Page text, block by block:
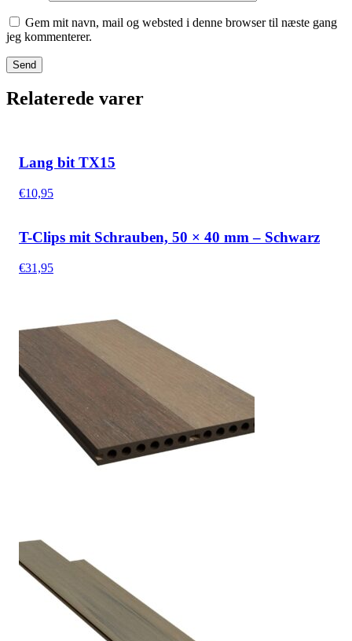
Gem mit navn, mail og websted i denne browser til næste gang
jeg kommenterer.
Relaterede varer
Lang bit TX15
€10,95
T-Clips mit Schrauben, 50 × 40 mm – Schwarz
€31,95